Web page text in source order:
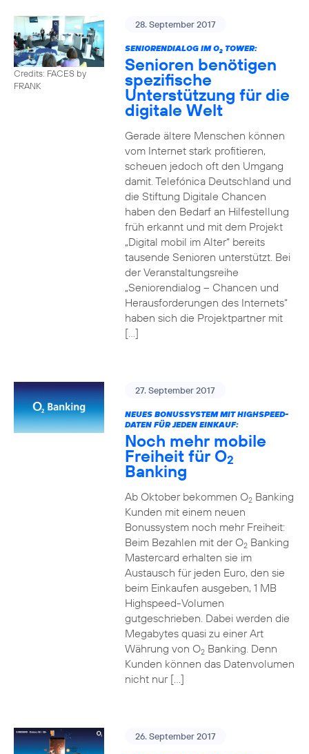
Credits: FACES by
FRANK
28. September 2017
SENIORENDIALOG IM O2TOWER:
Senioren benötigen
spezifische
Unterstützung für die
digitale Welt
Gerade ältere Menschen können
vom Internet stark profitieren,
scheuen jedoch oft den Umgang
damit. Telefónica Deutschland und
die Stiftung Digitale Chancen
haben den Bedarf an Hilfestellung
früh erkannt und mit dem Projekt
„Digital mobil im Alter“ bereits
tausende Senioren unterstützt. Bei
der Veranstaltungsreihe
„Seniorendialog – Chancen und
Herausforderungen des Internets“
haben sich die Projektpartner mit
[…]
27. September 2017
NEUES BONUSSYSTEM MIT HIGHSPEED-
DATEN FÜR JEDEN EINKAUF:
Noch mehr mobile
Freiheit für O2
Banking
Ab Oktober bekommen O2Banking
Kunden mit einem neuen
Bonussystem noch mehr Freiheit:
Beim Bezahlen mit der O2Banking
Mastercard erhalten sie im
Austausch für jeden Euro, den sie
beim Einkaufen ausgeben, 1 MB
Highspeed-Volumen
gutgeschrieben. Dabei werden die
Megabytes quasi zu einer Art
Währung von O2Banking. Denn
Kunden können das Datenvolumen
nicht nur […]
26. September 2017